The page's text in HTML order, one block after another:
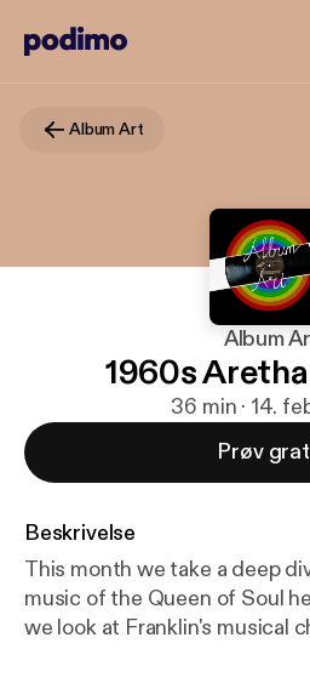
Album Art
Album
1960s
36 min · 14.
Prøv
Beskrivelse
This month we take a deep
music of the Queen of Soul
we look at Franklin's musical